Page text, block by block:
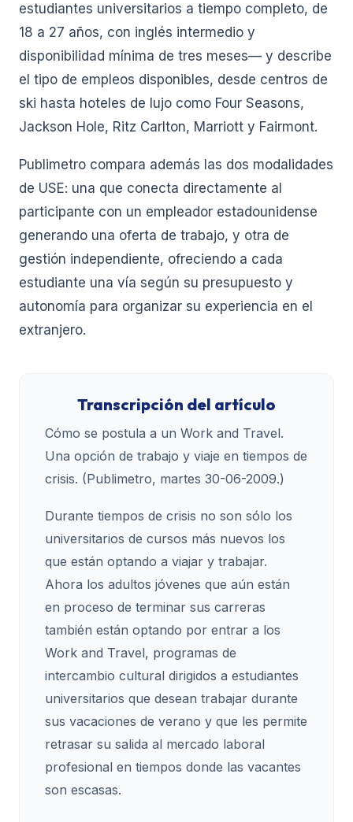
estudiantes universitarios a tiempo completo, de
18 a 27 años, con inglés intermedio y
disponibilidad mínima de tres meses— y describe
el tipo de empleos disponibles, desde centros de
ski hasta hoteles de lujo como Four Seasons,
Jackson Hole, Ritz Carlton, Marriott y Fairmont.
Publimetro compara además las dos modalidades
de USE: una que conecta directamente al
participante con un empleador estadounidense
generando una oferta de trabajo, y otra de
gestión independiente, ofreciendo a cada
estudiante una vía según su presupuesto y
autonomía para organizar su experiencia en el
extranjero.
Transcripción del artículo
Cómo se postula a un Work and Travel.
Una opción de trabajo y viaje en tiempos de
crisis. (Publimetro, martes 30-06-2009.)
Durante tiempos de crisis no son sólo los
universitarios de cursos más nuevos los
que están optando a viajar y trabajar.
Ahora los adultos jóvenes que aún están
en proceso de terminar sus carreras
también están optando por entrar a los
Work and Travel, programas de
intercambio cultural dirigidos a estudiantes
universitarios que desean trabajar durante
sus vacaciones de verano y que les permite
retrasar su salida al mercado laboral
profesional en tiempos donde las vacantes
son escasas.